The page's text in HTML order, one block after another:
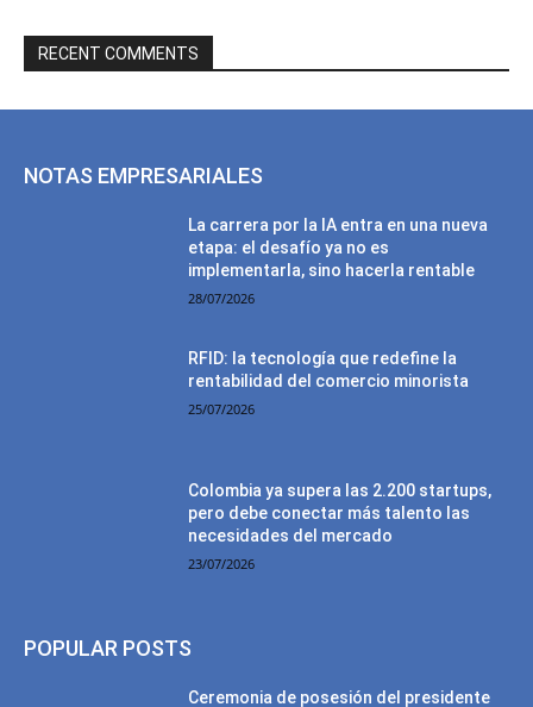
RECENT COMMENTS
NOTAS EMPRESARIALES
La carrera por la IA entra en una nueva
etapa: el desafío ya no es
implementarla, sino hacerla rentable
28/07/2026
RFID: la tecnología que redefine la
rentabilidad del comercio minorista
25/07/2026
Colombia ya supera las 2.200 startups,
pero debe conectar más talento las
necesidades del mercado
23/07/2026
POPULAR POSTS
Ceremonia de posesión del presidente